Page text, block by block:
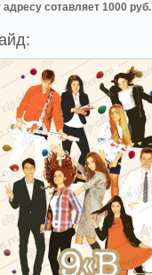
сотавляет 1000 руб.